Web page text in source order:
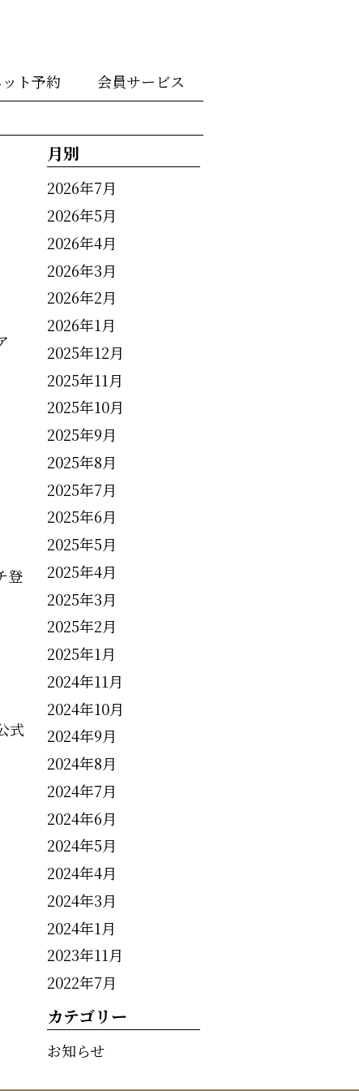
ト予約 会員サービス
登
式
月別
2026年7月
2026年5月
2026年4月
2026年3月
2026年2月
2026年1月
2025年12月
2025年11月
2025年10月
2025年9月
2025年8月
2025年7月
2025年6月
2025年5月
2025年4月
2025年3月
2025年2月
2025年1月
2024年11月
2024年10月
2024年9月
2024年8月
2024年7月
2024年6月
2024年5月
2024年4月
2024年3月
2024年1月
2023年11月
2022年7月
カテゴリー
お知らせ